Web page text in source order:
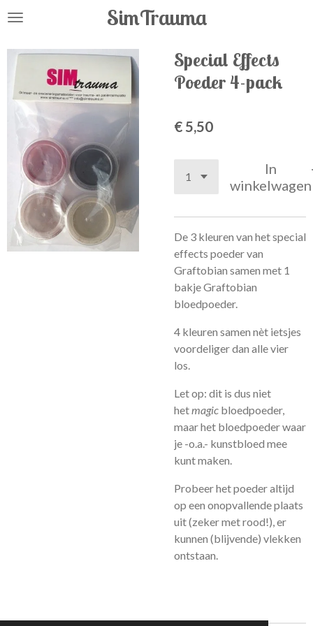
Ga
naar
de
hoofdinhoud
SimTrauma
Special Effects
Poeder 4-pack
€ 5,50
In
winkelwagen
De 3 kleuren van het special
effects poeder van
Graftobian samen met 1
bakje Graftobian
bloedpoeder.
4 kleuren samen nèt ietsjes
voordeliger dan alle vier
los.
Let op: dit is dus niet
hetmagic bloedpoeder,
maar het bloedpoeder waar
je -o.a.- kunstbloed mee
kunt maken.
Probeer het poeder altijd
op een onopvallende plaats
uit (zeker met rood!), er
kunnen (blijvende) vlekken
ontstaan.